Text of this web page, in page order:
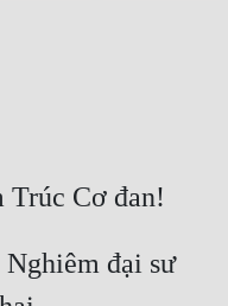
Nghiêm đại sư